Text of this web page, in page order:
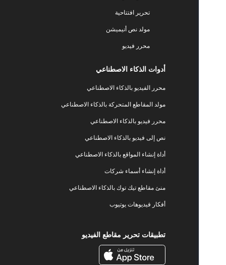
تحرير افتتاحية
مولد نص أنيميشن
محرر فيديو
أدوات الذكاء الاصطناعي
محرر الفيديو بالذكاء الاصطناعي
مولد المقاطع المتحركة بالذكاء الاصطناعي
محرر فيديو بالذكاء الاصطناعي
نص إلى فيديو بالذكاء الاصطناعي
أداة إنشاء المواقع بالذكاء الاصطناعي
أداة إنشاء أسماء شركات
منئ مقاطع تيك توك بالذكاء الاصطناعي
أفكار فيديوهات يوتيوب
تطبيقات تحرير مقاطع الفيديو